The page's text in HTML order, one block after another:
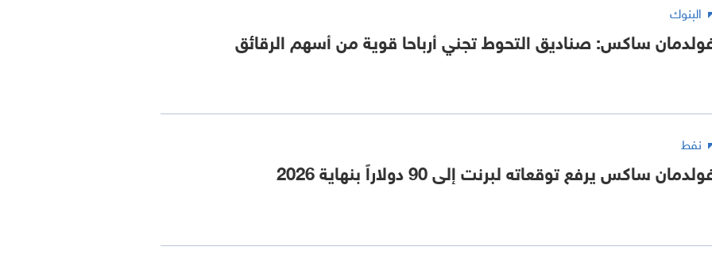
البنوك
ساكس: صناديق التحوط تجني أرباحا قوية من أسهم الرقائق
نفط
ساكس يرفع توقعاته لبرنت إلى 90 دولاراً بنهاية 2026